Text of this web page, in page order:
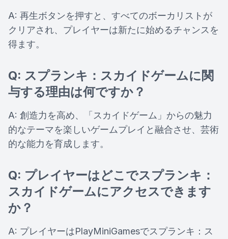
A: 再生ボタンを押すと、すべてのボーカリストが
クリアされ、プレイヤーは新たに始めるチャンスを
得ます。
Q: スプランキ：スカイドゲームに関
与する理由は何ですか？
A: 創造力を高め、「スカイドゲーム」からの魅力
的なテーマを楽しいゲームプレイと融合させ、芸術
的な能力を育成します。
Q: プレイヤーはどこでスプランキ：
スカイドゲームにアクセスできます
か？
A: プレイヤーはPlayMiniGamesでスプランキ：ス